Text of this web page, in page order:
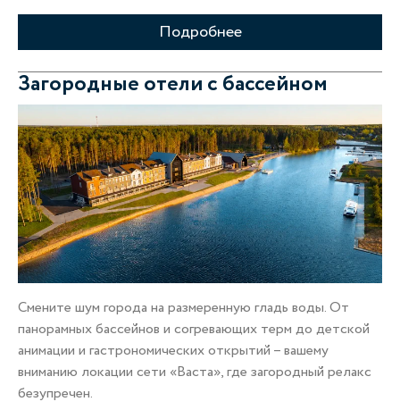
Подробнее
Загородные отели с бассейном
Смените шум города на размеренную гладь воды. От
панорамных бассейнов и согревающих терм до детской
анимации и гастрономических открытий – вашему
вниманию локации сети «Васта», где загородный релакс
безупречен.